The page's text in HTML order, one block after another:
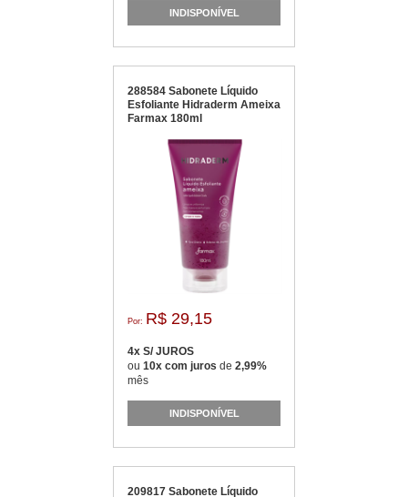
INDISPONÍVEL
288584 Sabonete Líquido
Esfoliante Hidraderm Ameixa
Farmax 180ml
Por: R$ 29,15
4x S/ JUROS
ou 10x com juros de 2,99%
mês
INDISPONÍVEL
209817 Sabonete Líquido